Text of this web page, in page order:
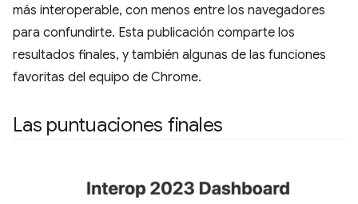
más interoperable, con menos entre los navegadores
para confundirte. Esta publicación comparte los
resultados finales, y también algunas de las funciones
favoritas del equipo de Chrome.
Las puntuaciones finales